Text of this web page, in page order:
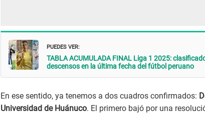
PUEDES VER:
TABLA ACUMULADA FINAL Liga 1 2025:
descensos en la última fecha del fútbol peruano
En ese sentido, ya tenemos a dos cuadros confirmados:
Universidad de Huánuco. El primero bajó por una